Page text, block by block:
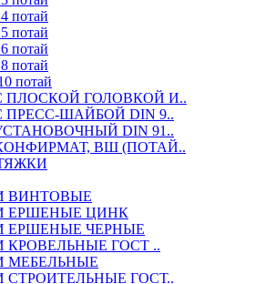
потай
потай
потай
потай
потай
ПЛОСКОЙ ГОЛОВКОЙ И..
ПРЕСС-ШАЙБОЙ DIN 9..
DIN 91..
ВШ (ПОТАЙ..
ВИНТОВЫЕ
ЕРШЕНЫЕ ЦИНК
ЕРШЕНЫЕ ЧЕРНЫЕ
КРОВЕЛЬНЫЕ ГОСТ ..
МЕБЕЛЬНЫЕ
СТРОИТЕЛЬНЫЕ ГОСТ..